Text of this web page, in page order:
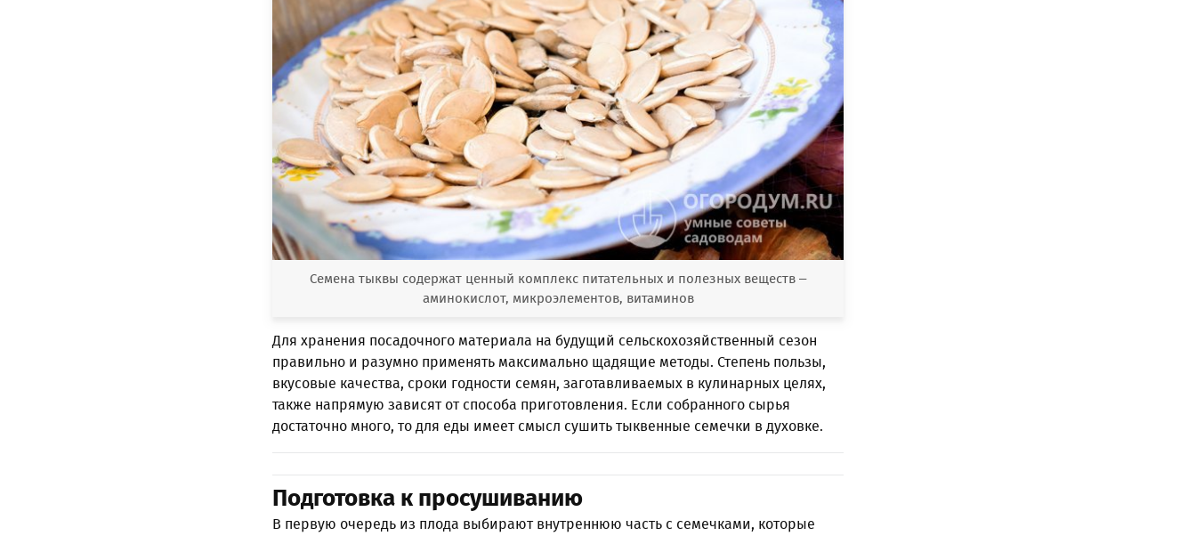
Семена тыквы содержат ценный комплекс питательных и полезных веществ –
аминокислот, микроэлементов, витаминов
Для хранения посадочного материала на будущий сельскохозяйственный сезон
правильно и разумно применять максимально щадящие методы. Степень пользы,
вкусовые качества, сроки годности семян, заготавливаемых в кулинарных целях,
также напрямую зависят от способа приготовления. Если собранного сырья
достаточно много, то для еды имеет смысл сушить тыквенные семечки в духовке.
Подготовка к просушиванию
В первую очередь из плода выбирают внутреннюю часть с семечками, которые